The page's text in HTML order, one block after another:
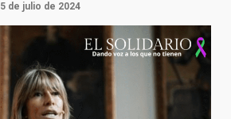
5 de julio de 2024